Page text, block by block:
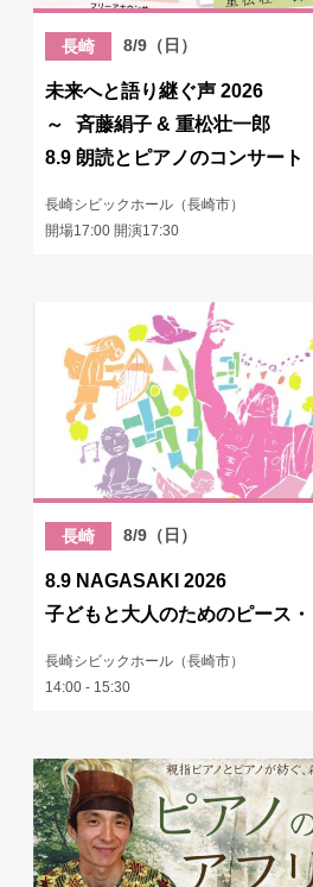
長崎 8/9（日）
未来へと語り継ぐ声 2026
～ 斉藤絹子 & 重松壮一郎
8.9 朗読とピアノのコンサート
長崎シビックホール（長崎市）
開場17:00 開演17:30
長崎 8/9（日）
8.9 NAGASAKI 2026
子どもと大人のためのピース
長崎シビックホール（長崎市）
14:00 - 15:30